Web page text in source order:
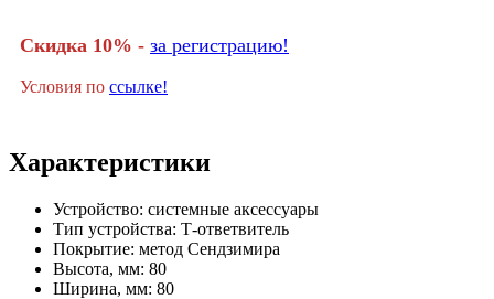
Скидка 10% - за регистрацию!
Условия по ссылке!
Характеристики
Устройство: системные аксессуары
Тип устройства: Т-ответвитель
Покрытие: метод Сендзимира
Высота, мм: 80
Ширина, мм: 80